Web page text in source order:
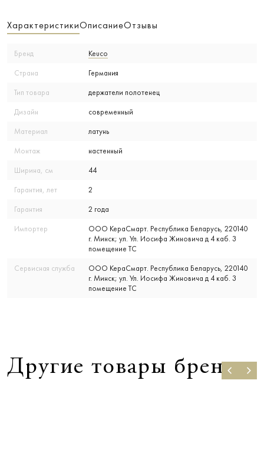
ХарактеристикиОписаниеОтзывы
Бренд Keuco
Страна Германия
Тип товара держатели полотенец
Дизайн современный
Материал латунь
Монтаж настенный
Ширина, см 44
Гарантия, лет 2
Гарантия 2 года
Импортер
ООО КераСмарт. Республика Беларусь, 220140
г. Минск; ул. Ул. Иосифа Жиновича д 4 каб. 3
помещение ТС
Сервисная служба
ООО КераСмарт. Республика Беларусь, 220140
г. Минск; ул. Ул. Иосифа Жиновича д 4 каб. 3
помещение ТС
Другие товары бренда